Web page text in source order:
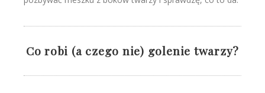
Co robi (a czego nie) golenie twarzy?